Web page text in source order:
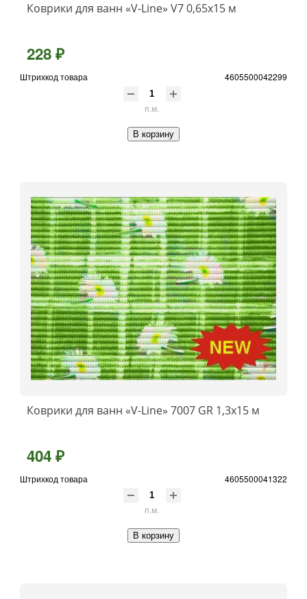
Коврики для ванн «V-Line» V7 0,65x15 м
228 ₽
Штрихкод товара 4605500042299
п.м.
В корзину
Коврики для ванн «V-Line» 7007 GR 1,3x15 м
404 ₽
Штрихкод товара 4605500041322
п.м.
В корзину